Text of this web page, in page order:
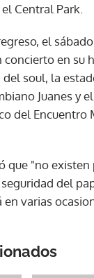
Central Park.
el
concierto en su
soul, la
Juanes y
del Encuentro
que "no
del
en varias